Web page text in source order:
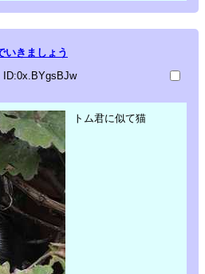
いきましょう
ID:0x.BYgsBJw
トム君に似て猫